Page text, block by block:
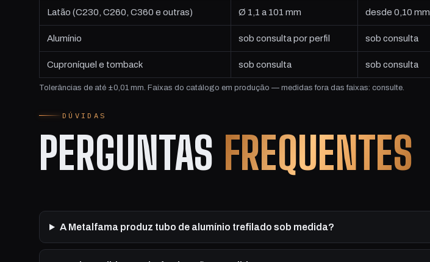
Latão (C230, C260, C360 e outras) Ø 1,1 a 101 mm desde 0,10 mm
Alumínio sob consulta por perfil sob consulta
Cuproníquel e tomback sob consulta sob consulta
Tolerâncias de até ±0,01 mm. Faixas do catálogo em produção — medidas fora das faixas: consulte.
DÚVIDAS
PERGUNTAS FREQUENTES
A Metalfama produz tubo de alumínio trefilado sob medida?